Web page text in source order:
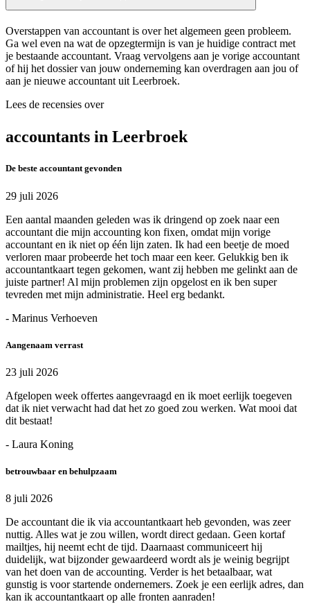
Overstappen van accountant is over het algemeen geen probleem.
Ga wel even na wat de opzegtermijn is van je huidige contract met
je bestaande accountant. Vraag vervolgens aan je vorige accountant
of hij het dossier van jouw onderneming kan overdragen aan jou of
aan je nieuwe accountant uit Leerbroek.
Lees de recensies over
accountants in Leerbroek
De beste accountant gevonden
29 juli 2026
Een aantal maanden geleden was ik dringend op zoek naar een
accountant die mijn accounting kon fixen, omdat mijn vorige
accountant en ik niet op één lijn zaten. Ik had een beetje de moed
verloren maar probeerde het toch maar een keer. Gelukkig ben ik
accountantkaart tegen gekomen, want zij hebben me gelinkt aan de
juiste partner! Al mijn problemen zijn opgelost en ik ben super
tevreden met mijn administratie. Heel erg bedankt.
- Marinus Verhoeven
Aangenaam verrast
23 juli 2026
Afgelopen week offertes aangevraagd en ik moet eerlijk toegeven
dat ik niet verwacht had dat het zo goed zou werken. Wat mooi dat
dit bestaat!
- Laura Koning
betrouwbaar en behulpzaam
8 juli 2026
De accountant die ik via accountantkaart heb gevonden, was zeer
nuttig. Alles wat je zou willen, wordt direct gedaan. Geen kortaf
mailtjes, hij neemt echt de tijd. Daarnaast communiceert hij
duidelijk, wat bijzonder gewaardeerd wordt als je weinig begrijpt
van het doen van de accounting. Verder is het betaalbaar, wat
gunstig is voor startende ondernemers. Zoek je een eerlijk adres, dan
kan ik accountantkaart op alle fronten aanraden!